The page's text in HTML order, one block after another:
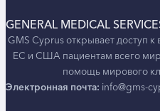
GENERAL MEDICAL
GMS Cyprus открывает доступ
ЕС и США пациентам всего
помощь мирового
Электронная почта: info@gms-